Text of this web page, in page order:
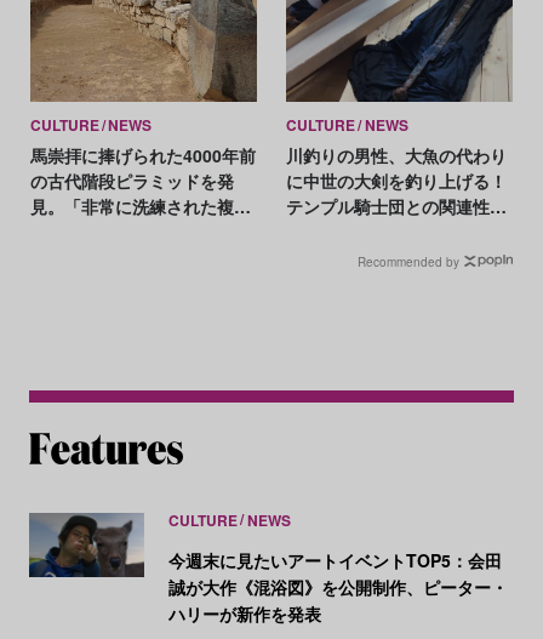
CULTURE NEWS
馬崇拝に捧げられた4000年前
の古代階段ピラミッドを発
見。「非常に洗練された複雑
CULTURE NEWS
川釣りの男性、大魚の代わり
に中世の大剣を釣り上げる！
テンプル騎士団との関連性
Recommended by
CULTURE NEWS
今週末に見たいアートイベントTOP5：会田
誠が大作《混浴図》を公開制作、ピーター・
ハリーが新作を発表